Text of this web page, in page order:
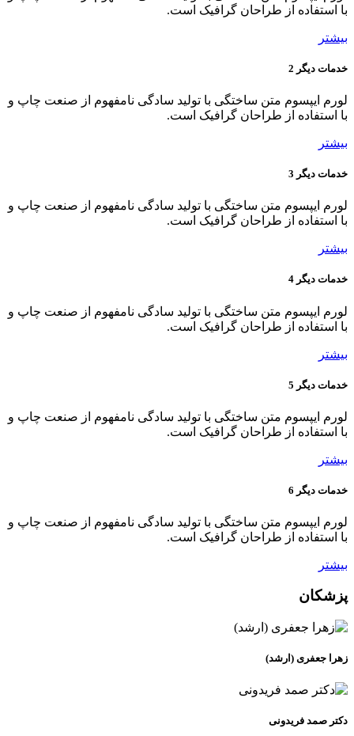
با استفاده از طراحان گرافیک است.
بیشتر
خدمات دیگر 2
لورم ایپسوم متن ساختگی با تولید سادگی نامفهوم از صنعت چاپ و
با استفاده از طراحان گرافیک است.
بیشتر
خدمات دیگر 3
لورم ایپسوم متن ساختگی با تولید سادگی نامفهوم از صنعت چاپ و
با استفاده از طراحان گرافیک است.
بیشتر
خدمات دیگر 4
لورم ایپسوم متن ساختگی با تولید سادگی نامفهوم از صنعت چاپ و
با استفاده از طراحان گرافیک است.
بیشتر
خدمات دیگر 5
لورم ایپسوم متن ساختگی با تولید سادگی نامفهوم از صنعت چاپ و
با استفاده از طراحان گرافیک است.
بیشتر
خدمات دیگر 6
لورم ایپسوم متن ساختگی با تولید سادگی نامفهوم از صنعت چاپ و
با استفاده از طراحان گرافیک است.
بیشتر
پزشکان
زهرا جعفری (ارشد)
دکتر صمد فریدونی